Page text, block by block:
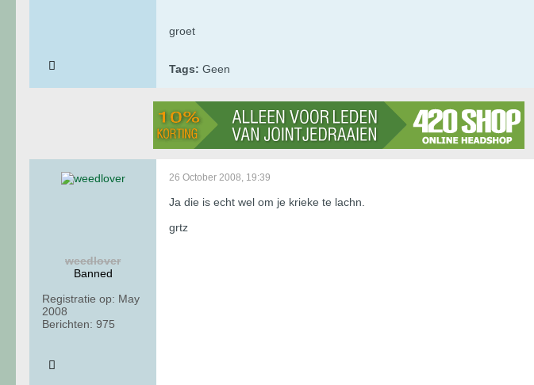
groet
Tags: Geen
weedlover
Banned
Registratie op: May
2008
Berichten: 975
26 October 2008, 19:39
Ja die is echt wel om je krieke te lachn.
grtz